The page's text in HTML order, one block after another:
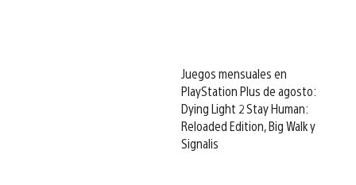
Juegos mensuales en
PlayStation Plus de agosto:
Dying Light 2 Stay Human:
Reloaded Edition, Big Walk y
Signalis